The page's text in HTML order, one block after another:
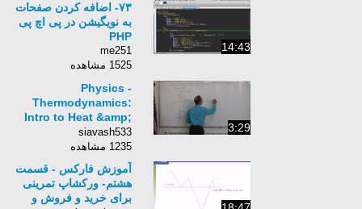
14:43
۷۳- اضافه کردن صفحات
به نویگیشن در پی اچ پی
PHP
me251
1525 مشاهده
3:29
Physics -
Thermodynamics:
Intro to Heat &amp;
Temp (5 of 6) Heat
&amp; Temp Increase
siavash533
1235 مشاهده
آموزش فارکس - قسمت
هشتم- ورکشاپ تمرینی
برای خرید و فروش و